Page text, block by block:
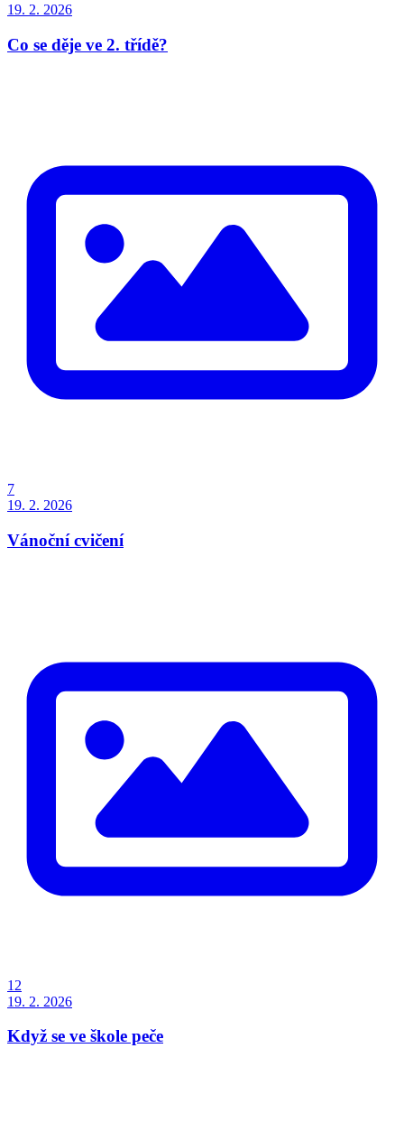
19. 2. 2026
Co se děje ve 2. třídě?
7
19. 2. 2026
Vánoční cvičení
12
19. 2. 2026
Když se ve škole peče